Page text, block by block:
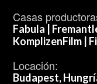
Casas
Fabula |
KomplizenFilm |
Locación:
Budapest,